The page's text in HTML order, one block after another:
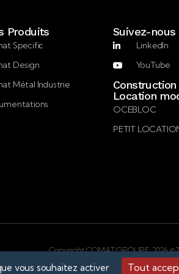
Produits
Specific
Design
Métal Industrie
Suivez-nous
LinkedIn
YouTube
Construction
Location
OCEBLOC
PETIT
Copyright COMAT GROUPE 2026
vous souhaitez activer Tout